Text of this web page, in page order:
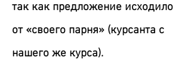
так как предложение исходило
от «своего парня» (курсанта с
нашего же курса).